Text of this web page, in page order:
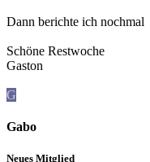
Dann berichte ich nochmal
Schöne Restwoche
Gaston
G
Gabo
Neues Mitglied